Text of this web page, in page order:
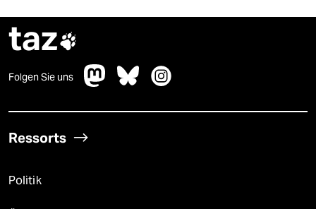
taz
Folgen Sie uns
Ressorts
Politik